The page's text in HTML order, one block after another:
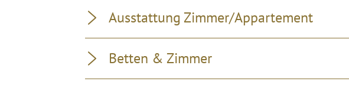
Ausstattung Zimmer/Appartement
Betten & Zimmer